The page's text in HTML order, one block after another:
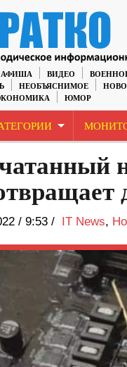
АФИША ВИДЕО
НЕОБЪЯСНИМОЕ
ЮМОР
/ 9:53 / IT News,